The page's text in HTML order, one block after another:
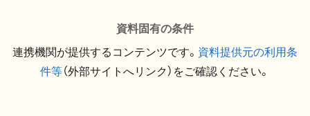
資料固有の条件
連携機関が提供するコンテンツです。 資料提供元の利用条
件等（外部サイトへリンク）をご確認ください。